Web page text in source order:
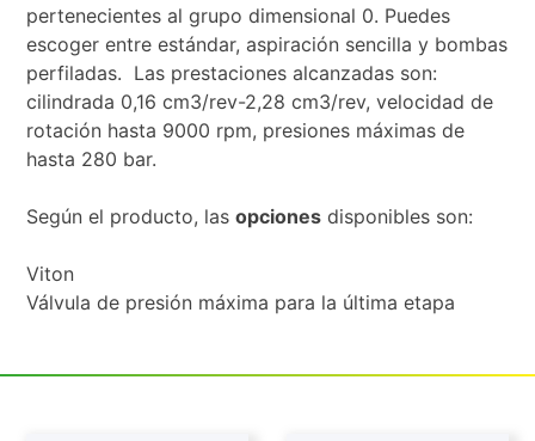
pertenecientes al grupo dimensional 0. Puedes
escoger entre estándar, aspiración sencilla y bombas
perfiladas. Las prestaciones alcanzadas son:
cilindrada 0,16 cm3/rev-2,28 cm3/rev, velocidad de
rotación hasta 9000 rpm, presiones máximas de
hasta 280 bar.
Según el producto, lasopciones disponibles son:
Viton
Válvula de presión máxima para la última etapa